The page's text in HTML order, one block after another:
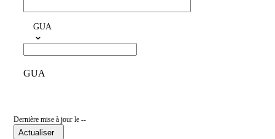
GUA
GUA
Dernière mise à jour le --
Actualiser